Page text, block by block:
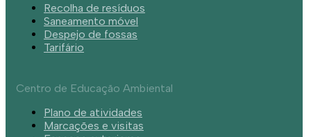
Recolha de resíduos
Saneamento móvel
Despejo de fossas
Tarifário
Centro de Educação Ambiental
Plano de atividades
Marcações e visitas